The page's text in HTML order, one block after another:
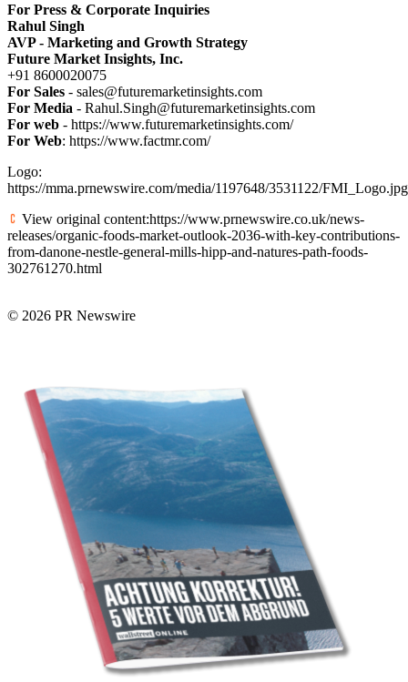
For Press & Corporate Inquiries
Rahul Singh
AVP - Marketing and Growth Strategy
Future Market Insights, Inc.
+91 8600020075
For Sales - sales@futuremarketinsights.com
For Media - Rahul.Singh@futuremarketinsights.com
For web - https://www.futuremarketinsights.com/
For Web: https://www.factmr.com/
Logo:
https://mma.prnewswire.com/media/1197648/3531122/FMI_Logo.jpg
View original content:https://www.prnewswire.co.uk/news-
releases/organic-foods-market-outlook-2036-with-key-contributions-
from-danone-nestle-general-mills-hipp-and-natures-path-foods-
302761270.html
© 2026 PR Newswire